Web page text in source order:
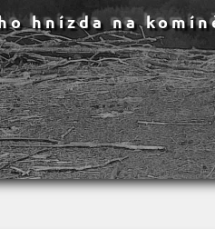
hnízda na